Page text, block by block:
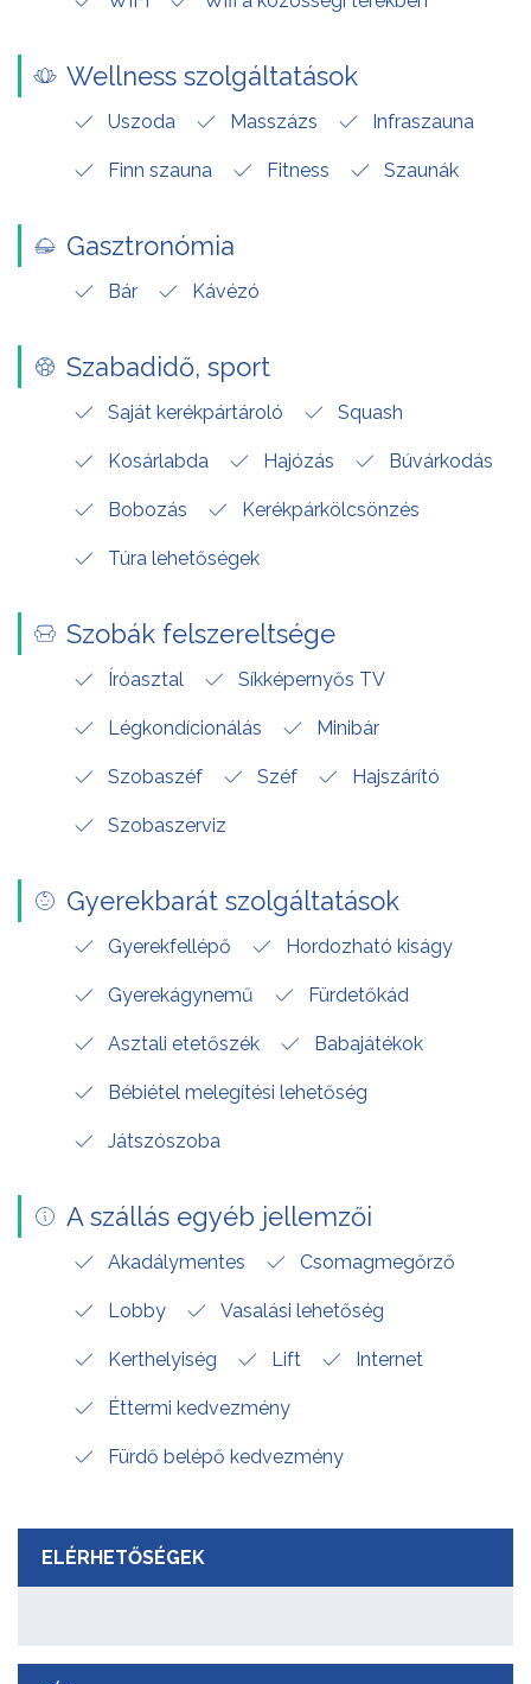
Wellness szolgáltatások
Uszoda Masszázs Infraszauna
Finn szauna Fitness Szaunák
Gasztronómia
Bár Kávézó
Szabadidő, sport
Saját kerékpártároló Squash
Kosárlabda Hajózás Búvárkodás
Bobozás Kerékpárkölcsönzés
Túra lehetőségek
Szobák felszereltsége
Íróasztal Síkképernyős TV
Légkondícionálás Minibár
Szobaszéf Széf Hajszárító
Szobaszerviz
Gyerekbarát szolgáltatások
Gyerekfellépő Hordozható kiságy
Gyerekágynemű Fürdetőkád
Asztali etetőszék Babajátékok
Bébiétel melegítési lehetőség
Játszószoba
A szállás egyéb jellemzői
Akadálymentes Csomagmegőrző
Lobby Vasalási lehetőség
Kerthelyiség Lift Internet
Éttermi kedvezmény
Fürdő belépő kedvezmény
ELÉRHETŐSÉGEK